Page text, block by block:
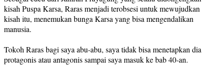
kisah Puspa Karsa, Raras menjadi terobsesi untuk mewujudkan
kisah itu, menemukan bunga Karsa yang bisa mengendalikan
manusia.
Tokoh Raras bagi saya abu-abu, saya tidak bisa menetapkan dia
protagonis atau antagonis sampai saya masuk ke bab 40-an.